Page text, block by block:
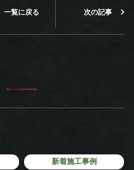
一覧に戻る 次の記事
新着施工事例